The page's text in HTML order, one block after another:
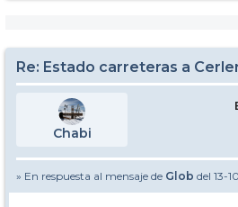
Re: Estado carreteras a
Chabi
» En respuesta al mensaje de Glob del 13-